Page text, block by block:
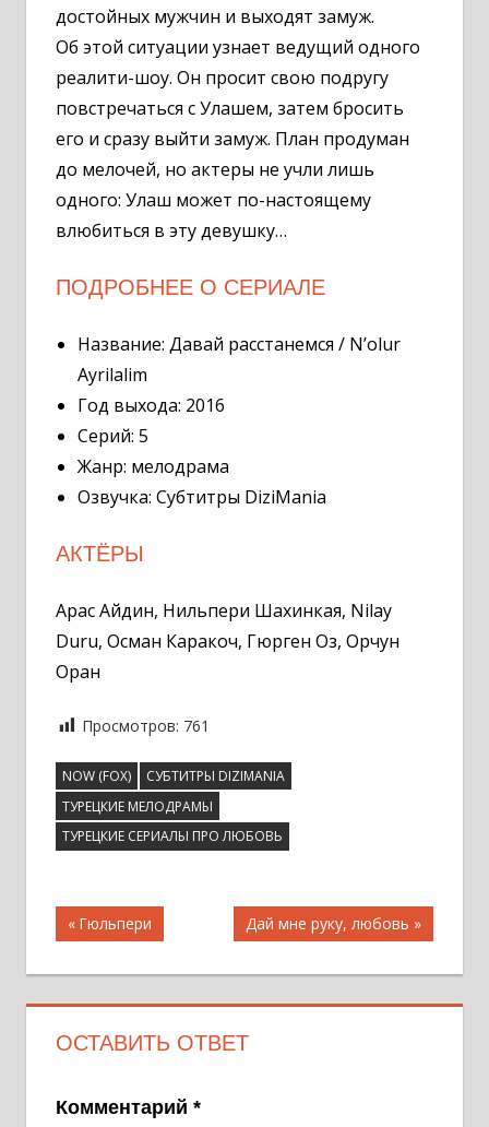
достойных мужчин и выходят замуж.
Об этой ситуации узнает ведущий одного
реалити-шоу. Он просит свою подругу
повстречаться с Улашем, затем бросить
его и сразу выйти замуж. План продуман
до мелочей, но актеры не учли лишь
одного: Улаш может по-настоящему
влюбиться в эту девушку…
ПОДРОБНЕЕ О СЕРИАЛЕ
Название: Давай расстанемся / N’olur
Ayrilalim
Год выхода: 2016
Серий: 5
Жанр: мелодрама
Озвучка: Субтитры DiziMania
АКТЁРЫ
Арас Айдин, Нильпери Шахинкая, Nilay
Duru, Осман Каракоч, Гюрген Оз, Орчун
Оран
Просмотров: 761
NOW (FOX)
СУБТИТРЫ DIZIMANIA
ТУРЕЦКИЕ МЕЛОДРАМЫ
ТУРЕЦКИЕ СЕРИАЛЫ ПРО ЛЮБОВЬ
Навигация
Предыдущая
запись;
Гюльпери
Следующая
запись:
Дай мне руку, любовь
ОСТАВИТЬ ОТВЕТ
Комментарий *